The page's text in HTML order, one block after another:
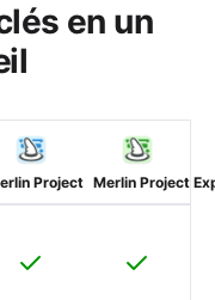
en un
Project (iOS)
Merlin Project